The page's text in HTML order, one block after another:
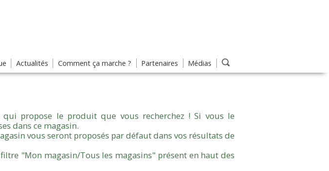
Actualités Comment ça marche ? Partenaires Médias
propose le produit que vous recherchez ! Si vous le
dans ce magasin.
vous seront proposés par défaut dans vos résultats de
"Mon magasin/Tous les magasins" présent en haut des